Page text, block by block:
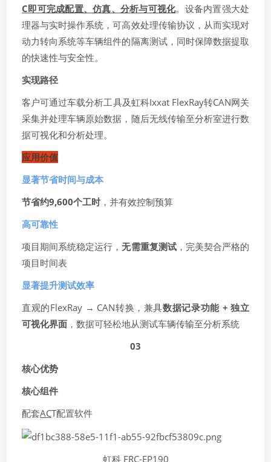
C即可完成配置、 仿真、分析与可视化。设备内置强大处
理器与实时操作系统，可高效处理传输协议，从而实现对
动力转向系统等车辆组件的隔离测试，同时保障数据提取
的快速性与安全性。
实现路径
客户可通过车载分析工具及虹科Ixxat FlexRay转CAN网关
采集并处理车辆原始数据，随后无线传输至分析室进行数
据可视化和分析处理。
应用价值
显著节省时间与成本
节省约9,600个工时，并有效控制预算
高可靠性
项目期间系统稳定运行，无需重复测试，完美契合严格的
项目时间表
显著提升测试效率
直观的FlexRay → CAN转换，兼具数据记录功能 + 独立
可视化界面 ，数据可轻松地从测试车辆传输至分析系统
03
核心优势
核心组件
配套ACT配置软件
虹科 FRC-EP190